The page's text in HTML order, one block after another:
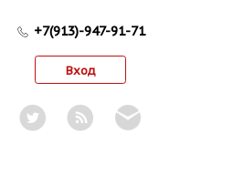
+7(913)-947-91-71
Вход